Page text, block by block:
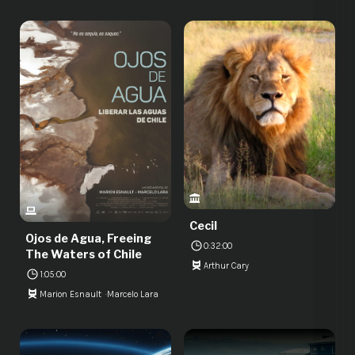
Ojos de Agua, Freeing
The Waters of Chile
1:05:00
Marion Esnault
Marcelo Lara
Cecil
0:32:00
Arthur Cary